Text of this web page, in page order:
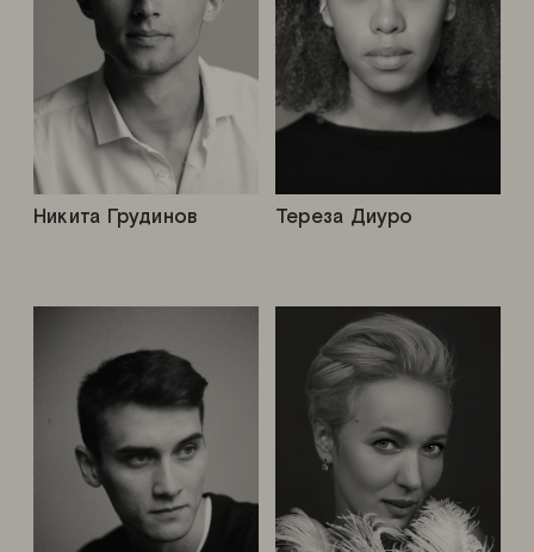
Тереза Диуро
Никита Грудинов